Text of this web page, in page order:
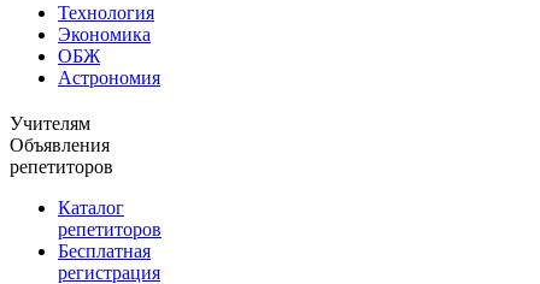
Технология
Экономика
ОБЖ
Астрономия
Учителям
Объявления
репетиторов
Каталог
репетиторов
Бесплатная
регистрация